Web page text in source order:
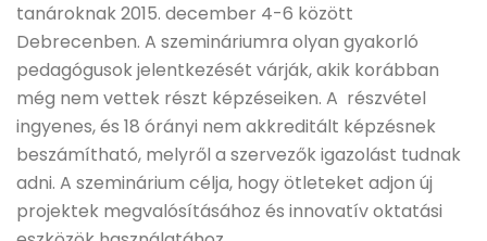
tanároknak 2015. december 4-6 között
Debrecenben. A szemináriumra olyan gyakorló
pedagógusok jelentkezését várják, akik korábban
még nem vettek részt képzéseiken. A részvétel
ingyenes, és 18 órányi nem akkreditált képzésnek
beszámítható, melyről a szervezők igazolást tudnak
adni. A szeminárium célja, hogy ötleteket adjon új
projektek megvalósításához és innovatív oktatási